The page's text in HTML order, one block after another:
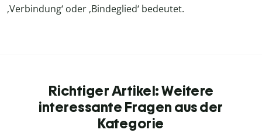
‚Verbindung‘ oder ‚Bindeglied‘ bedeutet.
Richtiger Artikel: Weitere
interessante Fragen aus der
Kategorie